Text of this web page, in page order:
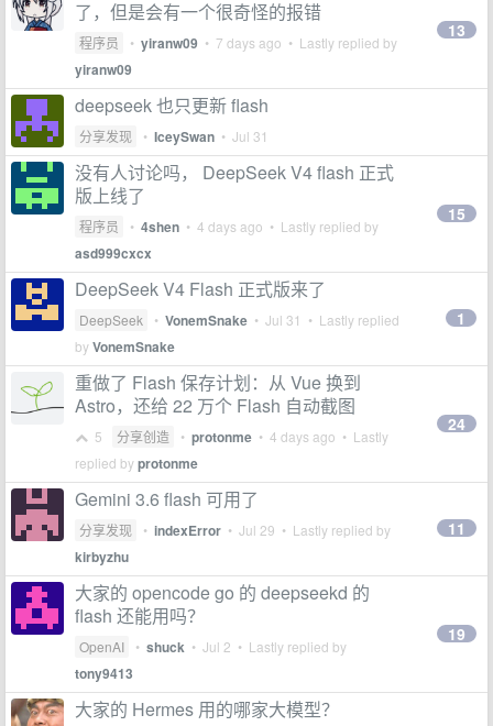
了，但是会有一个很奇怪的报错
程序员 • yiranw09 • 7 days ago • Lastly replied by
yiranw09
13
deepseek 也只更新 flash
分享发现 • IceySwan • Jul 31
没有人讨论吗， DeepSeek V4 flash 正式
版上线了
程序员 • 4shen • 4 days ago • Lastly replied by
asd999cxcx
15
DeepSeek V4 Flash 正式版来了
DeepSeek • VonemSnake • Jul 31 • Lastly replied
byVonemSnake
1
重做了 Flash 保存计划：从 Vue 换到
Astro，还给 22 万个 Flash 自动截图
5 分享创造 • protonme • 4 days ago • Lastly
replied byprotonme
24
Gemini 3.6 flash 可用了
分享发现 • indexError • Jul 29 • Lastly replied by
kirbyzhu
11
大家的 opencode go 的 deepseekd 的
flash 还能用吗？
OpenAI • shuck • Jul 2 • Lastly replied by
tony9413
19
大家的 Hermes 用的哪家大模型？